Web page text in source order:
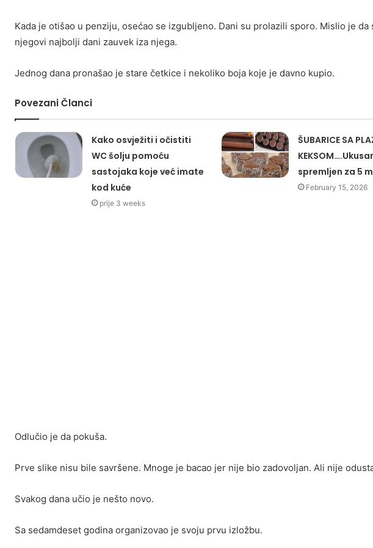
Kada je otišao u penziju, osećao se izgubljeno. Dani su prolazili sporo. Mislio je da
njegovi najbolji dani zauvek iza njega.
Jednog dana pronašao je stare četkice i nekoliko boja koje je davno kupio.
Povezani Članci
Kako osvježiti i očistiti
WC šolju pomoću
sastojaka koje već imate
kod kuće
prije 3 weeks
ŠUBARICE SA
spremljen za 5
February 15, 2026
Odlučio je da pokuša.
Prve slike nisu bile savršene. Mnoge je bacao jer nije bio zadovoljan. Ali nije
Svakog dana učio je nešto novo.
Sa sedamdeset godina organizovao je svoju prvu izložbu.